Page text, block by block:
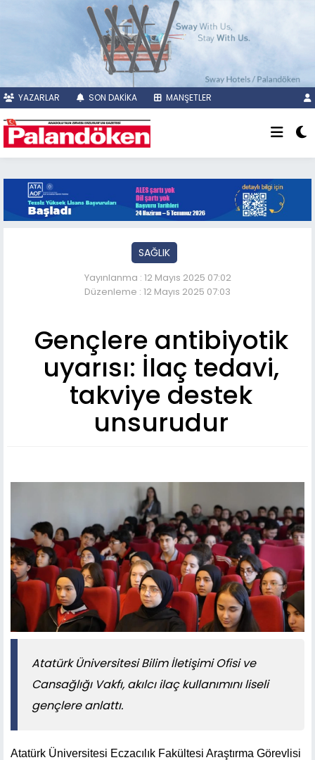
YAZARLAR SON DAKİKA MANŞETLER
SAĞLIK
Yayınlanma : 12 Mayıs 2025 07:02
Düzenleme : 12 Mayıs 2025 07:03
Gençlere antibiyotik
uyarısı: İlaç tedavi,
takviye destek
unsurudur
Atatürk Üniversitesi Bilim İletişimi Ofisi ve
Cansağlığı Vakfı, akılcı ilaç kullanımını liseli
gençlere anlattı.
Atatürk Üniversitesi Eczacılık Fakültesi Araştırma Görevlisi